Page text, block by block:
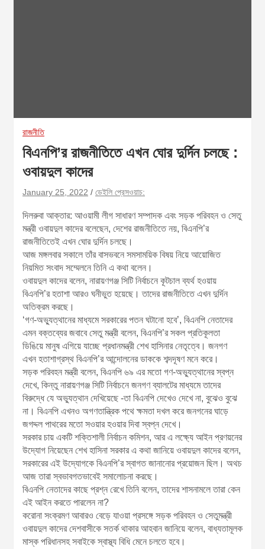
রাজনীতি
বিএনপি’র রাজনীতিতে এখন ঘোর দুর্দিন চলছে :
ওবায়দুল কাদের
January 25, 2022 ডেইলি প্রেসওয়াচ:
দিলরুবা আক্তার: আওয়ামী লীগ সাধারণ সম্পাদক এবং সড়ক পরিবহন ও সেতু
মন্ত্রী ওবায়দুল কাদের বলেছেন, দেশের রাজনীতিতে নয়, বিএনপি’র
রাজনীতিতেই এখন ঘোর দুর্দিন চলছে।
আজ মঙ্গলবার সকালে তাঁর বাসভবনে সমসাময়িক বিষয় নিয়ে আয়োজিত
নিয়মিত সংবাদ সম্মেলনে তিনি এ কথা বলেন।
ওবায়দুল কাদের বলেন, নারায়ণগঞ্জ সিটি নির্বাচনে কূটচাল ব্যর্থ হওয়ায়
বিএনপি’র হতাশা আরও ঘনীভুত হয়েছে। তাদের রাজনীতিতে এখন দুর্দিন
অতিক্রম করছে।
‘গণ-অভ্যুত্থানের মাধ্যমে সরকারের পতন ঘটানো হবে’, বিএনপি নেতাদের
এমন বক্তব্যের জবাবে সেতু মন্ত্রী বলেন, বিএনপি’র সকল প্রতিকূলতা
ডিঙিয়ে মানুষ এগিয়ে যাচ্ছে প্রধানমন্ত্রী শেখ হাসিনার নেতৃত্বে। জনগণ
এখন হতাশাগ্রস্থ বিএনপি’র আন্দোলনের ডাককে শব্দদূষণ মনে করে।
সড়ক পরিবহন মন্ত্রী বলেন, বিএনপি ৬৯ এর মতো গণ-অভ্যুত্থানের স্বপ্ন
দেখে, কিন্তু নারায়ণগঞ্জ সিটি নির্বাচনে জনগণ ব্যালটের মাধ্যমে তাদের
বিরুদ্ধে যে অভ্যুত্থান দেখিয়েছে -তা বিএনপি দেখেও দেখে না, বুঝেও বুঝে
না। বিএনপি এখনও অগণতান্ত্রিক পথে ক্ষমতা দখল করে জনগনের ঘাড়ে
জগদ্দল পাথরের মতো সওয়ার হওয়ার দিবা স্বপ্ন দেখে।
সরকার চায় একটি শক্তিশালী নির্বাচন কমিশন, আর এ লক্ষ্যে আইন প্রণয়নের
উদ্যোগ নিয়েছেন শেখ হাসিনা সরকার এ কথা জানিয়ে ওবায়দুল কাদের বলেন,
সরকারের এই উদ্যোগকে বিএনপি’র স্বাগত জানানোর প্রয়োজন ছিল। অথচ
আজ তারা স্বভাবগতভাবেই সমালোচনা করছে।
বিএনপি নেতাদের কাছে প্রশ্ন রেখে তিনি বলেন, তাদের শাসনামলে তারা কেন
এই আইন করতে পারলেন না?
করোনা সংক্রমণ আবারও বেড়ে যাওয়া প্রসঙ্গে সড়ক পরিবহন ও সেতুমন্ত্রী
ওবায়দুল কাদের দেশবাসীকে সতর্ক থাকার আহবান জানিয়ে বলেন, বাধ্যতামূলক
মাস্ক পরিধানসহ সবাইকে স্বাস্থ্য বিধি মেনে চলতে হবে।